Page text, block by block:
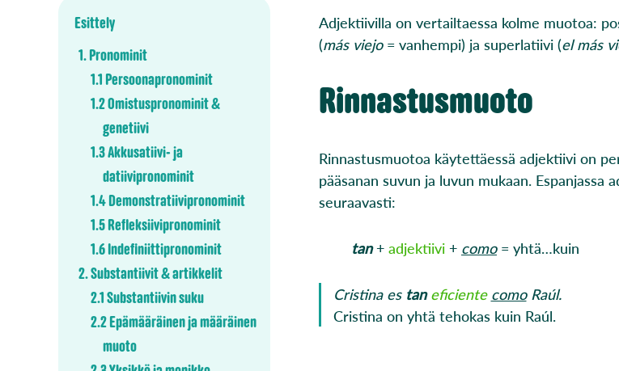
Esittely
1. Pronominit
1.1 Persoonapronominit
1.2 Omistuspronominit &
genetiivi
1.3 Akkusatiivi- ja
datiivipronominit
1.4 Demonstratiivipronominit
1.5 Refleksiivipronominit
1.6 Indefiniittipronominit
2. Substantiivit & artikkelit
2.1 Substantiivin suku
2.2 Epämääräinen ja määräinen
muoto
Adjektiivilla on vertailtaessa kolme muotoa:
(más viejo = vanhempi) ja superlatiivi (el más
Rinnastusmuoto
Rinnastusmuotoa käytettäessä adjektiivi on
pääsanan suvun ja luvun mukaan.
seuraavasti:
tan+ adjektiivi + como = yhtä…kuin
Cristina es taneficiente comoRaúl.
Cristina on yhtä tehokas kuin Raúl.